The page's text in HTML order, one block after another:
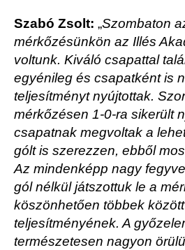
Szabó Zsolt: „Szombaton
mérkőzésünkön az Illés
voltunk. Kiváló csapattal
egyénileg és csapatként is
teljesítményt nyújtottak.
mérkőzésen 1-0-ra sikerült
csapatnak megvoltak a
gólt is szerezzen, ebből
Az mindenképp nagy
gól nélkül játszottuk le a
köszönhetően többek
teljesítményének. A
természetesen nagyon